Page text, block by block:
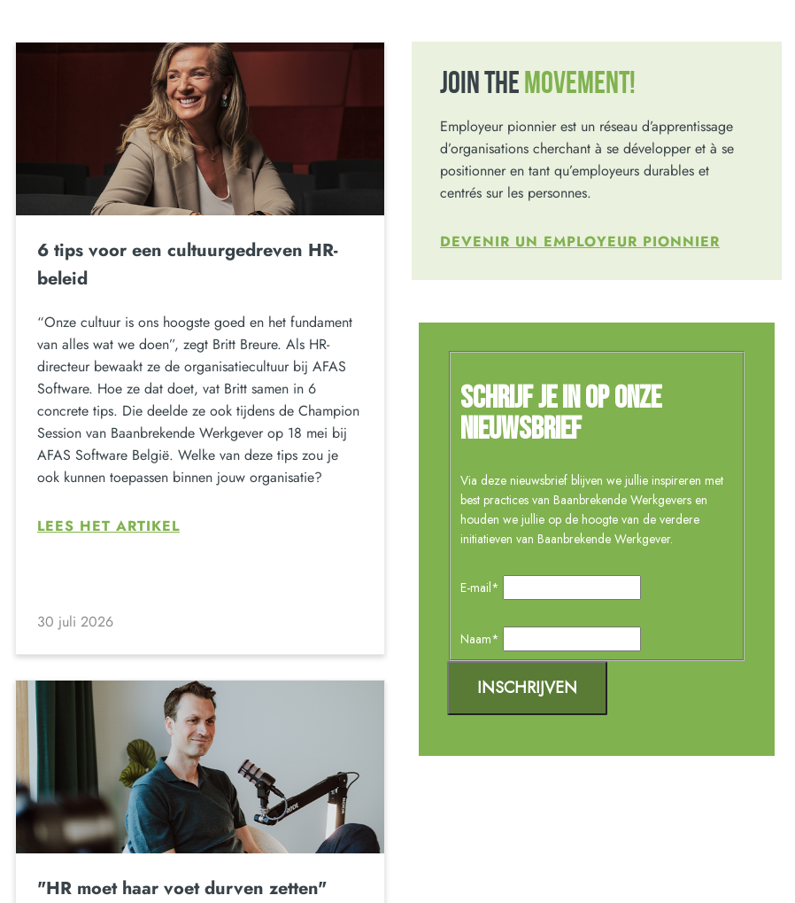
6 tips voor een cultuurgedreven HR-
beleid
“Onze cultuur is ons hoogste goed en het fundament
van alles wat we doen”, zegt Britt Breure. Als HR-
directeur bewaakt ze de organisatiecultuur bij AFAS
Software. Hoe ze dat doet, vat Britt samen in 6
concrete tips. Die deelde ze ook tijdens de Champion
Session van Baanbrekende Werkgever op 18 mei bij
AFAS Software België. Welke van deze tips zou je
ook kunnen toepassen binnen jouw organisatie?
LEES HET ARTIKEL
30 juli 2026
"HR moet haar voet durven zetten"
JOIN THE MOVEMENT!
Employeur pionnier est un réseau d’apprentissage
d’organisations cherchant à se développer et à se
positionner en tant qu’employeurs durables et
centrés sur les personnes.
DEVENIR UN EMPLOYEUR PIONNIER